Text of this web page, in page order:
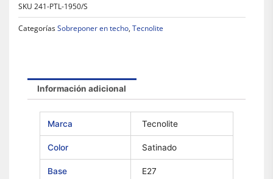
SKU 241-PTL-1950/S
CategoríasSobreponer en techo, Tecnolite
Información adicional
Marca Tecnolite
Color Satinado
Base E27